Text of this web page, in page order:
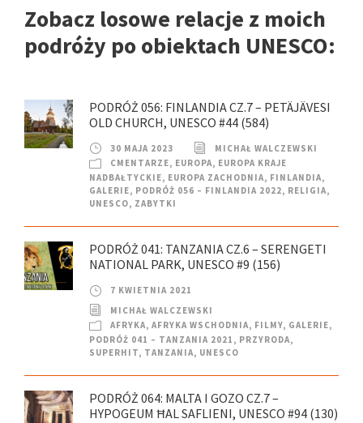
Zobacz losowe relacje z moich
podróży po obiektach UNESCO:
PODRÓŻ 056: FINLANDIA CZ.7 – PETÄJÄVESI
OLD CHURCH, UNESCO #44 (584)
30 MAJA 2023
MICHAŁ WALCZEWSKI
CMENTARZE, EUROPA, EUROPA KRAJE
NADBAŁTYCKIE, EUROPA ZACHODNIA, FINLANDIA,
GALERIE, PODRÓŻ 056 – FINLANDIA 2022, RELIGIA,
UNESCO, ZABYTKI
PODRÓŻ 041: TANZANIA CZ.6 – SERENGETI
NATIONAL PARK, UNESCO #9 (156)
7 KWIETNIA 2021
MICHAŁ WALCZEWSKI
AFRYKA, AFRYKA WSCHODNIA, FILMY, GALERIE,
PODRÓŻ 041 – TANZANIA 2021 , PRZYRODA,
SUPERHIT, TANZANIA, UNESCO
PODRÓŻ 064: MALTA I GOZO CZ.7 –
HYPOGEUM ĦAL SAFLIENI, UNESCO #94 (130)